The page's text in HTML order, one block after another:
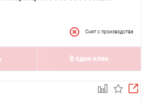
В один клик